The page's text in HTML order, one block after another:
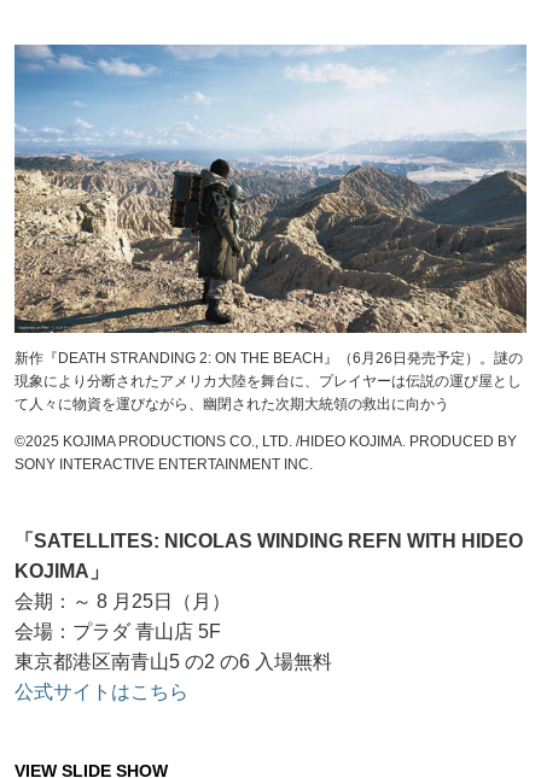
新作『DEATH STRANDING 2: ON THE BEACH』（6月26日発売予定）。謎の
現象により分断されたアメリカ大陸を舞台に、プレイヤーは伝説の運び屋とし
て人々に物資を運びながら、幽閉された次期大統領の救出に向かう
©2025 KOJIMA PRODUCTIONS CO., LTD. /HIDEO KOJIMA. PRODUCED BY
SONY INTERACTIVE ENTERTAINMENT INC.
「SATELLITES: NICOLAS WINDING REFN WITH HIDEO
KOJIMA」
会期：～ 8 月25日（月）
会場：プラダ 青山店 5F
東京都港区南青山5 の2 の6 入場無料
公式サイトはこちら